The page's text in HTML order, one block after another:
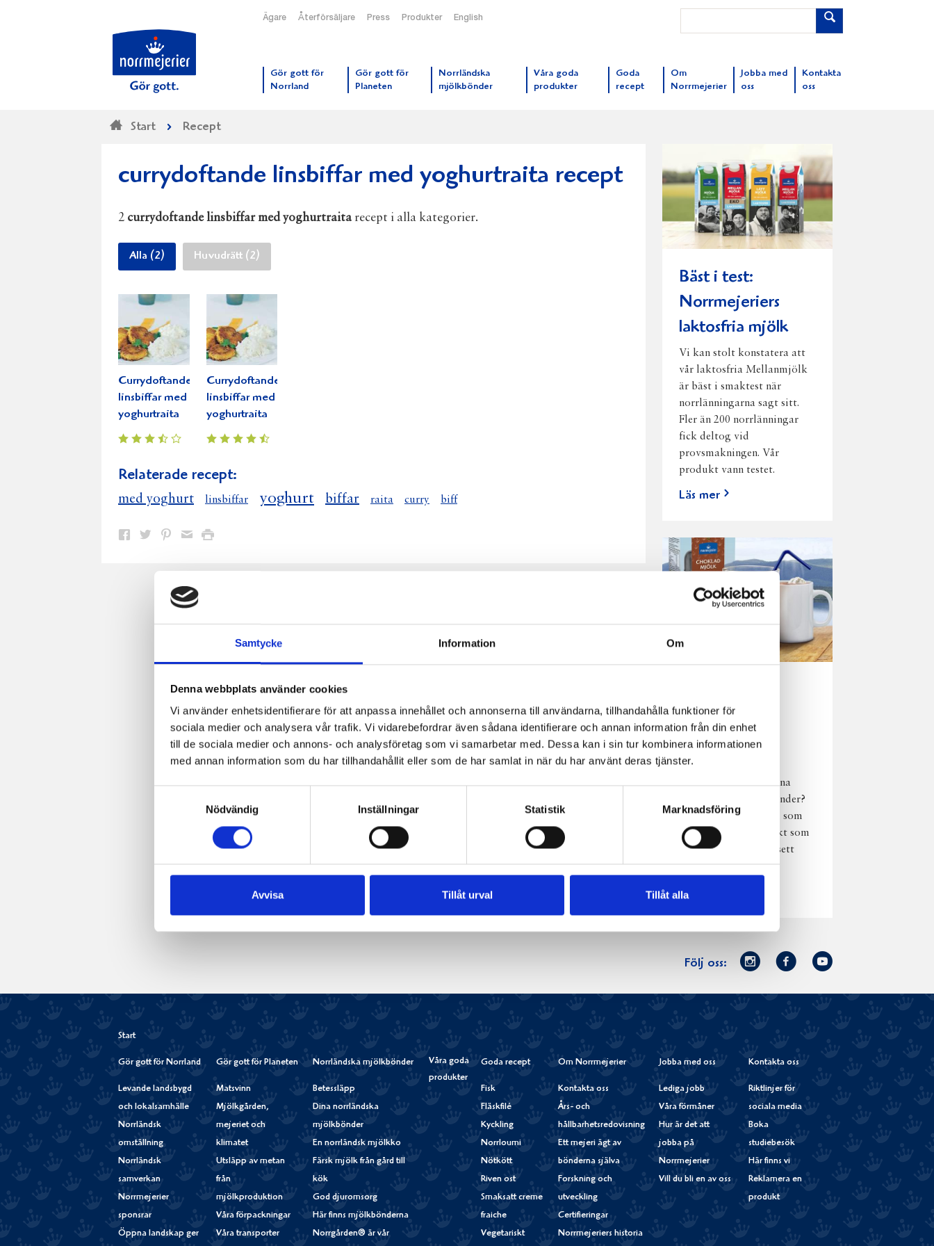
Samtycke Information Om
Denna webbplats använder cookies
Vi använder enhetsidentifierare för att anpassa innehållet och annonserna till användarna, tillhandahålla funktioner för
sociala medier och analysera vår trafik. Vi vidarebefordrar även sådana identifierare och annan information från din enhet
till de sociala medier och annons- och analysföretag som vi samarbetar med. Dessa kan i sin tur kombinera informationen
med annan information som du har tillhandahållit eller som de har samlat in när du har använt deras tjänster.
Nödvändig
Inställningar Statistik Marknadsföring
Avvisa Tillåt urval Tillåt alla
Ägare Återförsäljare Press Produkter English
Gör gott för
Norrland
Gör gott för
Planeten
Norrländska
mjölkbönder
Våra goda
produkter
Goda
recept
Om
Norrmejerier
Jobba med
oss
Kontakta
oss
Start Recept
currydoftande linsbiffar med yoghurtraita recept
2 currydoftande linsbiffar med yoghurtraita recept i alla kategorier.
Alla (2) Huvudrätt (2)
Currydoftande
linsbiffar med
yoghurtraita
Currydoftande
linsbiffar med
yoghurtraita
Relaterade recept:
med yoghurt linsbiffar yoghurt biffar raita curry biff
Dela
Facebook
Dela
Twitter
Dela
Pinterest
Dela
e-
post
Skriv
Bäst i test:
Norrmejeriers
laktosfria mjölk
Vi kan stolt konstatera att
vår laktosfria Mellanmjölk
är bäst i smaktest när
norrlänningarna sagt sitt.
Fler än 200 norrlänningar
fick deltog vid
provsmakningen. Vår
produkt vann testet.
Läs mer
njutning i alla
väder
Har du provat
chokladmjölk från dina
norrländska mjölkbönder?
Den är lika god varm som
kall och passar perfekt som
vardagsnjutning oavsett
väder, året om.
Läs mer
Följ oss:
Norrmejerier
Instagram
Facebook
Youtube
Start
Gör gott för Norrland
Levande landsbygd
och lokalsamhälle
Norrländsk
omställning
Norrländsk
samverkan
Norrmejerier
sponsrar
Öppna landskap ger
Gör gott för Planeten
Matsvinn
Mjölkgården,
mejeriet och
klimatet
Utsläpp av metan
från
mjölkproduktion
Våra förpackningar
Våra transporter
Norrländska mjölkbönder
Betessläpp
Dina norrländska
mjölkbönder
En norrländsk mjölkko
Färsk mjölk från gård till
kök
God djuromsorg
Här finns mjölkbönderna
Norrgården® är vår
Våra goda
produkter
Goda recept
Fisk
Fläskfilé
Kyckling
Norrloumi
Nötkött
Riven ost
Smaksatt creme
fraiche
Vegetariskt
Om Norrmejerier
Kontakta oss
Års- och
hållbarhetsredovisning
Ett mejeri ägt av
bönderna själva
Forskning och
utveckling
Certifieringar
Norrmejeriers historia
Jobba med oss
Lediga jobb
Våra förmåner
Hur är det att
jobba på
Norrmejerier
Vill du bli en av oss
Kontakta oss
Riktlinjer för
sociala media
Boka
studiebesök
Här finns vi
Reklamera en
produkt